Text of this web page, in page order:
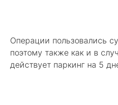
Операции пользовались
поэтому также как и в
действует паркинг на 5